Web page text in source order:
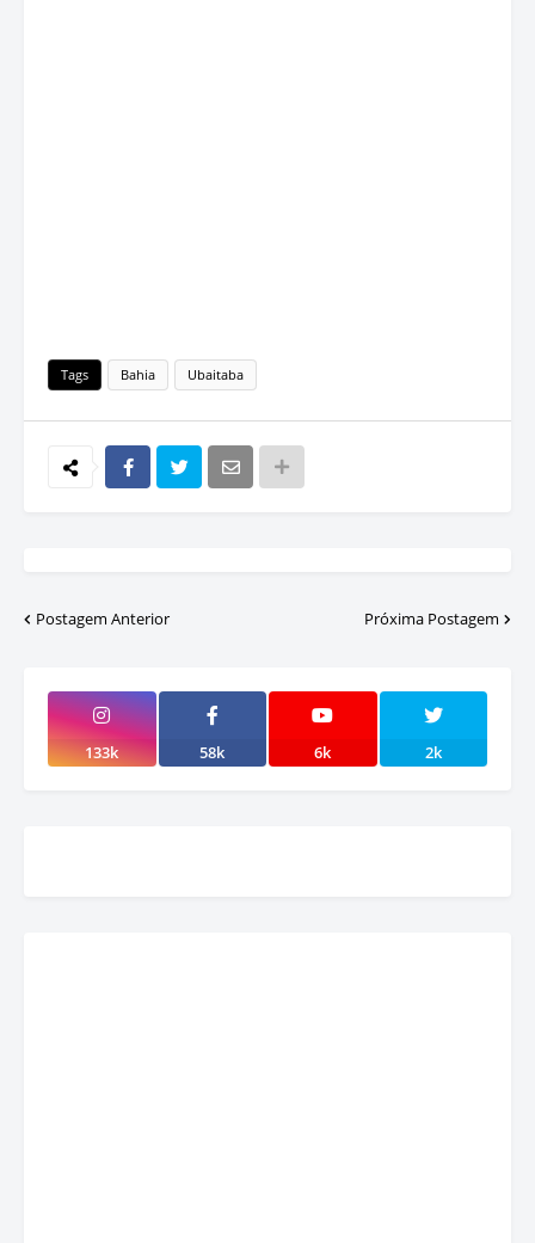
Tags Bahia Ubaitaba
Postagem Anterior Próxima Postagem
133k 58k 6k 2k